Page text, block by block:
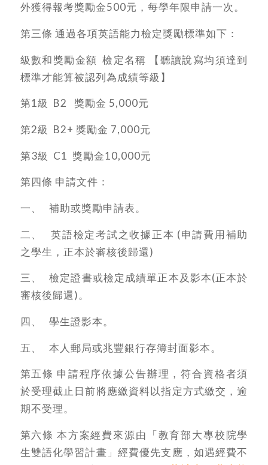
外獲得報考獎勵金500元，每學年限申請一次。
第三條 通過各項英語能力檢定獎勵標準如下：
級數和獎勵金額 檢定名稱 【聽讀說寫均須達到
標準才能算被認列為成績等級】
第1級 B2 獎勵金 5,000元
第2級 B2+ 獎勵金 7,000元
第3級 C1 獎勵金10,000元
第四條 申請文件：
一、 補助或獎勵申請表。
二、 英語檢定考試之收據正本 (申請費用補助
之學生，正本於審核後歸還)
三、 檢定證書或檢定成績單正本及影本(正本於
審核後歸還)。
四、 學生證影本。
五、 本人郵局或兆豐銀行存簿封面影本。
第五條 申請程序依據公告辦理，符合資格者須
於受理截止日前將應繳資料以指定方式繳交，逾
期不受理。
第六條 本方案經費來源由「教育部大專校院學
生雙語化學習計畫」經費優先支應，如遇經費不